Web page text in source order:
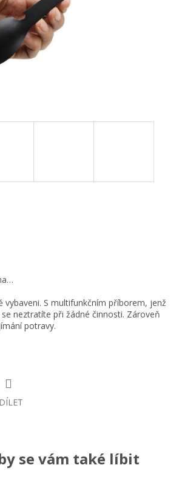
vybaveni. S multifunkčním příborem, jenž
neztratíte při žádné činnosti. Zároveň
potravy.
se vám také líbit